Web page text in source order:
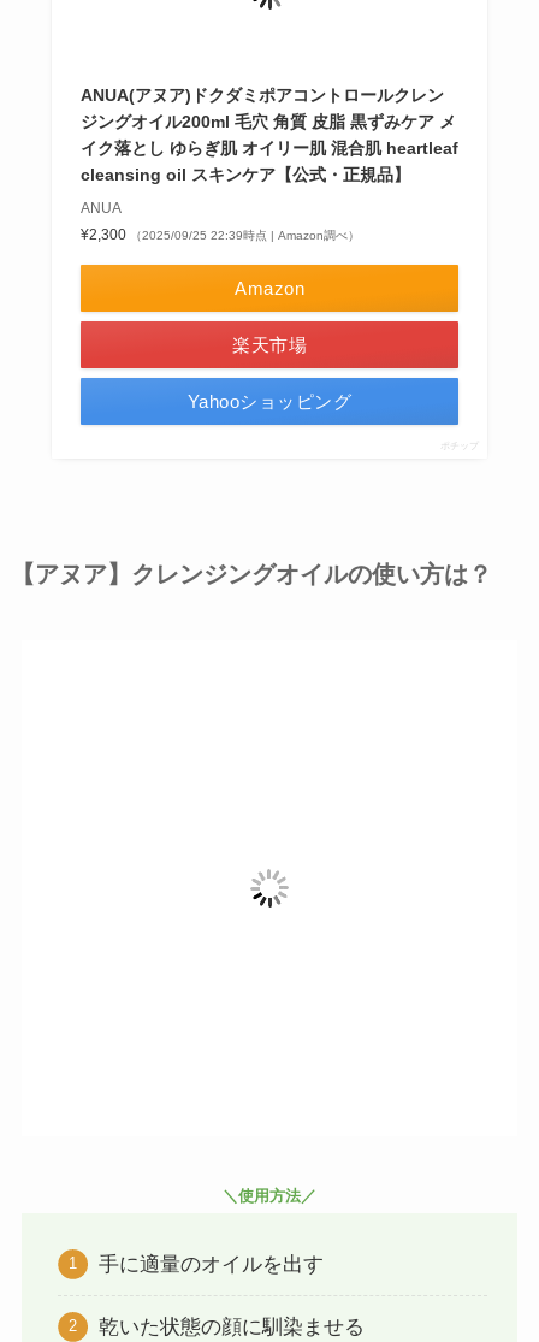
ANUA(アヌア)ドクダミポアコントロールクレン
ジングオイル200ml 毛穴 角質 皮脂 黒ずみケア メ
イク落とし ゆらぎ肌 オイリー肌 混合肌 heartleaf
cleansing oil スキンケア【公式・正規品】
ANUA
¥2,300
（2025/09/25 22:39時点 | Amazon調べ）
Amazon
楽天市場
Yahooショッピング
ポチップ
【アヌア】クレンジングオイルの使い方は？
＼使用方法／
手に適量のオイルを出す
乾いた状態の顔に馴染ませる